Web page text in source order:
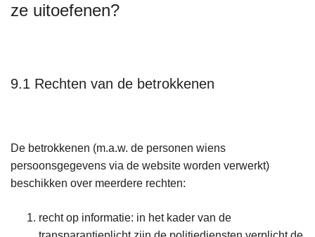
ze uitoefenen?
9.1 Rechten van de betrokkenen
De betrokkenen (m.a.w. de personen wiens
persoonsgegevens via de website worden verwerkt)
beschikken over meerdere rechten:
recht op informatie: in het kader van de